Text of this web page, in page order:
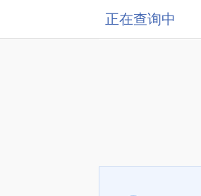
正在查询中